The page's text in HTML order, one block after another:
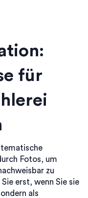
für
Fotos, um
zu
erst, wenn Sie sie
als